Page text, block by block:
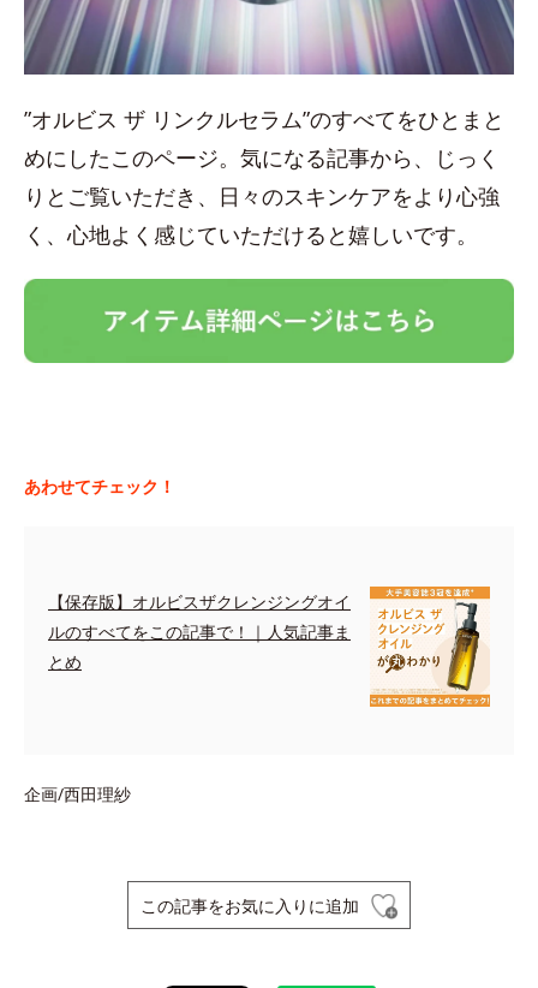
”オルビス ザ リンクルセラム”のすべてをひとまと
めにしたこのページ。気になる記事から、じっく
りとご覧いただき、日々のスキンケアをより心強
く、心地よく感じていただけると嬉しいです。
あわせてチェック！
【保存版】オルビスザクレンジングオイ
ルのすべてをこの記事で！｜人気記事ま
とめ
企画/西田理紗
この記事をお気に入りに追加